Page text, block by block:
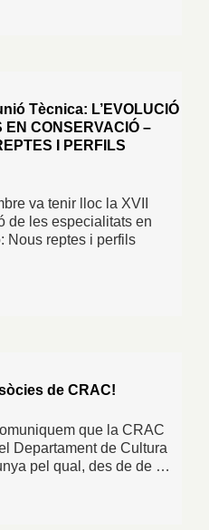
Tècnica: L’EVOLUCIÓ
EN CONSERVACIÓ –
I PERFILS
va tenir lloc la XVII
de les especialitats en
Nous reptes i perfils
de CRAC!
que la CRAC
Departament de Cultura
pel qual, des de de …